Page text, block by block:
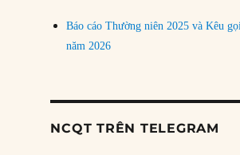
Báo cáo Thường niên 2025 và Kêu
năm 2026
NCQT TRÊN TELEGRAM